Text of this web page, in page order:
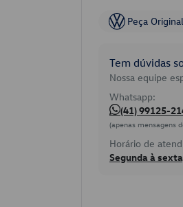
Peça
Tem dúvidas
Nossa equipe
Whatsapp:
(41) 99125-
(apenas mensagens
Horário de
Segunda à